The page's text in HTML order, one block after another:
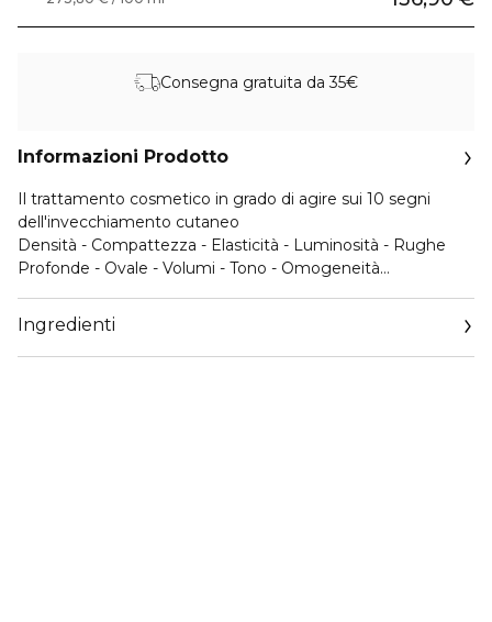
Consegna gratuita da 35€
Informazioni Prodotto
Il trattamento cosmetico in grado di agire sui 10 segni
dell'invecchiamento cutaneo
Densità - Compattezza - Elasticità - Luminosità - Rughe
Profonde - Ovale - Volumi - Tono - Omogeneità
Una combinazione di principi attivi all'avanguardia [peptidi
ristrutturanti + complesso lipidico + estratto botanico]
studiati per stimolare il naturale processo di rigenerazione
Ingredienti